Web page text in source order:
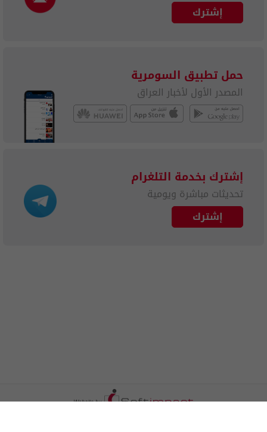
إشترك
حمل تطبيق السومرية
المصدر الأول لأخبار العراق
إشترك بخدمة التلغرام
تحديثات مباشرة ويومية
إشترك